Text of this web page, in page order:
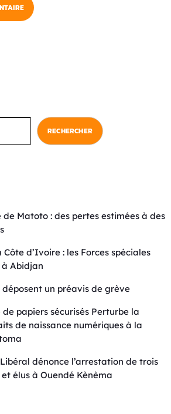
RECHERCHER
Matoto : des pertes estimées à des
d’Ivoire : les Forces spéciales
Abidjan
déposent un préavis de grève
papiers sécurisés Perturbe la
de naissance numériques à la
dénonce l’arrestation de trois
élus à Ouendé Kènèma